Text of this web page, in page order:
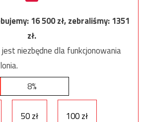
16 500zł, zebraliśmy:1351
zł.
niezbędne dla funkcjonowania
8%
50 zł 100 zł